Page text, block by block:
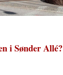
i Sønder Allé?